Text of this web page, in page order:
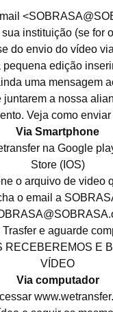
instituição (se for
do envio do vídeo
pequena edição
uma mensagem
juntarem a nossa
Veja como
Via Smartphone
na Google
Store (IOS)
o arquivo de video
o email a
e aguarde
RECEBEREMOS E
VÍDEO
Via computador